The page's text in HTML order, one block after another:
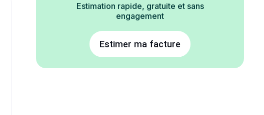
Estimation rapide, gratuite et sans
engagement
Estimer ma facture